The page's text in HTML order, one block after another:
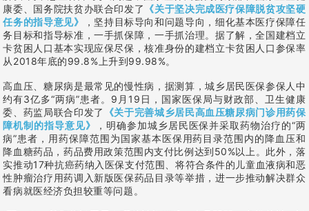
康委、国务院扶贫办联合印发了 《关于坚决完成医疗保障脱贫攻坚硬
任务的指导意见》
，坚持目标导向和问题导向，细化基本医疗保障任
务目标和指导标准，一手抓保障，一手抓治理。据了解，全国建档立
卡贫困人口基本实现应保尽保，核准身份的建档立卡贫困人口参保率
从2018年底的99.8%上升到99.98%。
高血压、糖尿病是最常见的慢性病，据测算，城乡居民医保参保人中
约有3亿多“两病”患者。9月19日，国家医保局与财政部、卫生健康
委、药监局联合印发了
《关于完善城乡居民高血压糖尿病门诊用药保
障机制的指导意见》
，明确参加城乡居民医保并采取药物治疗的“两
病”患者，用药保障范围为国家基本医保用药目录范围内的降血压和
降血糖药品，药品费用政策范围内支付比例达到50%以上。此外，落
实推动17种抗癌药纳入医保支付范围、将符合条件的儿童血液病和恶
性肿瘤治疗用药调入新版医保药品目录等举措，进一步推动解决群众
看病就医经济负担较重等问题。